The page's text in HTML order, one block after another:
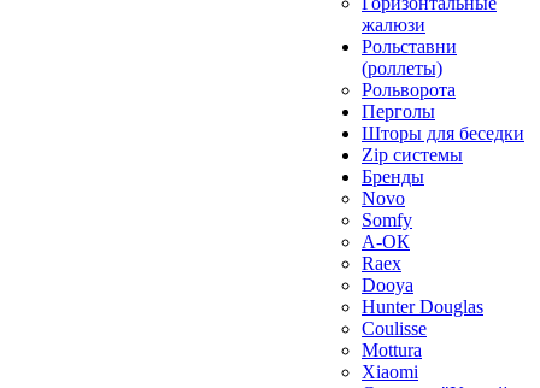
жалюзи
Рольставни
(роллеты)
Рольворота
Перголы
Шторы для беседки
Zip системы
Бренды
Novo
Somfy
А-ОК
Raex
Dooya
Hunter Douglas
Coulisse
Mottura
Xiaomi